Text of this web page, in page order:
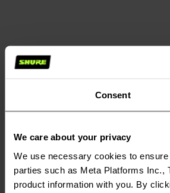
Consent
We care about your privacy
We use necessary cookies to
parties such as Meta Platforms Inc.,
product information with you. By